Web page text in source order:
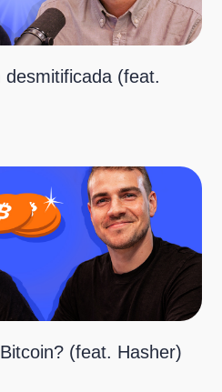
(feat.
(feat. Hasher)